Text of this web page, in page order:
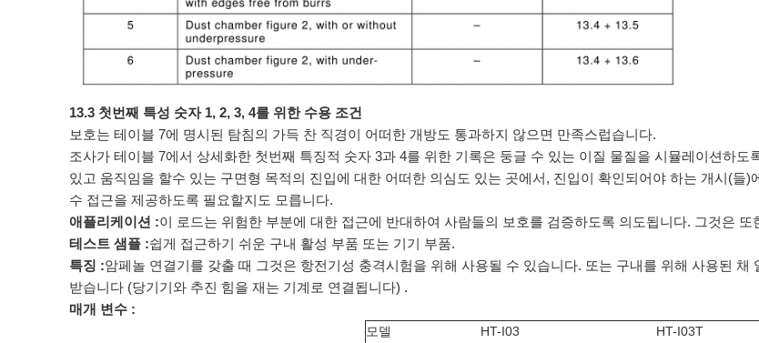
13.3 첫번째 특성 숫자 1, 2, 3, 4를 위한 수용 조건
보호는 테이블 7에 명시된 탐침의 가득 찬 직경이 어떠한 개방도 통과하지 않으면 만족스럽습니다.
조사가 테이블 7에서 상세화한 첫번째 특징적 숫자 3과 4를 위한 기록은 둥글 수 있는 이질 물질을 시뮬레이션하
있고 움직임을 할수 있는 구면형 목적의 진입에 대한 어떠한 의심도 있는 곳에서, 진입이 확인되어야 하는 개시(들
수 접근을 제공하도록 필요할지도 모릅니다.
애플리케이션 :이 로드는 위험한 부분에 대한 접근에 반대하여 사람들의 보호를 검증하도록 의도됩니다. 그것은
테스트 샘플 :쉽게 접근하기 쉬운 구내 활성 부품 또는 기기 부품.
특징 :암페놀 연결기를 갖출 때 그것은 항전기성 충격시험을 위해 사용될 수 있습니다. 또는 구내를 위해 사용된
받습니다 (당기기와 추진 힘을 재는 기계로 연결됩니다) .
매개 변수 :
모델 HT-I03
HT-I03T